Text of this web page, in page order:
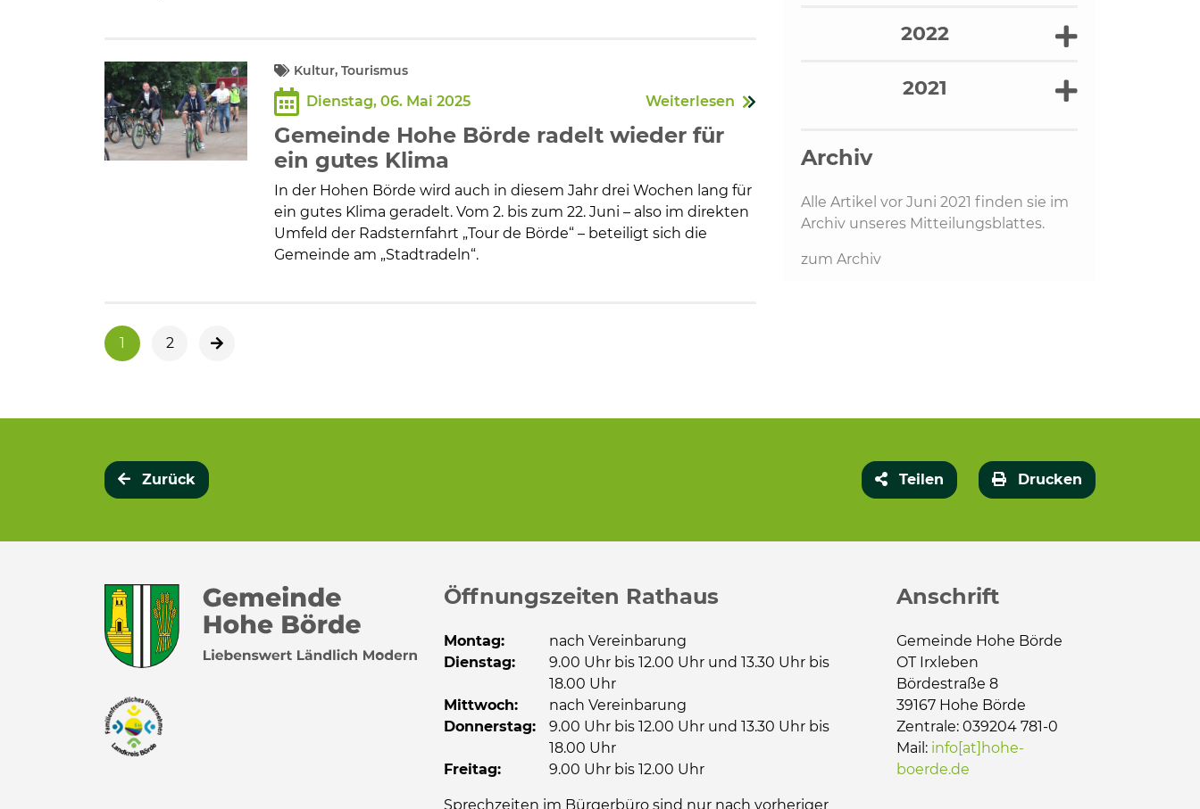
Kultur, Tourismus
Dienstag, 06. Mai 2025 Weiterlesen
Gemeinde Hohe Börde radelt wieder für
ein gutes Klima
In der Hohen Börde wird auch in diesem Jahr drei Wochen lang für
ein gutes Klima geradelt. Vom 2. bis zum 22. Juni – also im direkten
Umfeld der Radsternfahrt „Tour de Börde“ – beteiligt sich die
Gemeinde am „Stadtradeln“.
1 2 nächste Seite
2022
2021
Archiv
Alle Artikel vor Juni 2021 finden sie im
Archiv unseres Mitteilungsblattes.
zum Archiv
Zurück Teilen Drucken
Öffnungszeiten Rathaus
Montag:
nach Vereinbarung
Dienstag:
9.00 Uhr bis 12.00 Uhr und 13.30 Uhr bis
18.00 Uhr
Mittwoch:
nach Vereinbarung
Donnerstag: 9.00 Uhr bis 12.00 Uhr und 13.30 Uhr bis
18.00 Uhr
Freitag:
9.00 Uhr bis 12.00 Uhr
Sprechzeiten im Bürgerbüro sind nur nach vorheriger
Anschrift
Gemeinde Hohe Börde
OT Irxleben
Bördestraße 8
39167 Hohe Börde
Zentrale: 039204 781-0
Mail: info[at]hohe-
boerde.de